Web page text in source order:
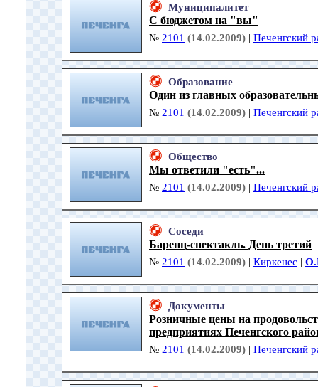
Муниципалитет
С бюджетом на "вы"
№ 2101 (14.02.2009) | Печенгский
Образование
Один из главных
№ 2101 (14.02.2009) | Печенгский
Общество
Мы ответили "есть"...
№ 2101 (14.02.2009) | Печенгский
Соседи
Баренц-спектакль. День третий
№ 2101 (14.02.2009) | Киркенес |
Документы
Розничные цены на
предприятиях Печенгского
№ 2101 (14.02.2009) | Печенгский